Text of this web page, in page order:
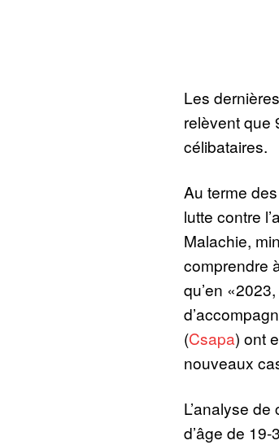
Les
relèvent que
célibataires.
Au terme
lutte contre
Malachie,
comprendre
qu’en
(Csapa) ont
nouveaux
L’analyse
d’âge de